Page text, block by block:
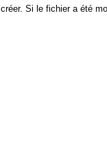
Si le fichier a été